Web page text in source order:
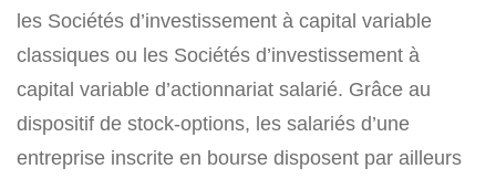
les Sociétés d’investissement à capital variable
classiques ou les Sociétés d’investissement à
capital variable d’actionnariat salarié. Grâce au
dispositif de stock-options, les salariés d’une
entreprise inscrite en bourse disposent par ailleurs